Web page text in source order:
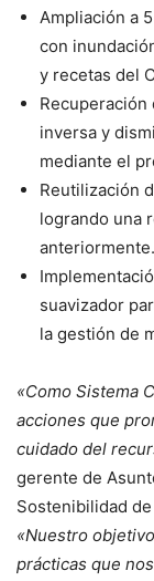
Ampliación a
con
y recetas del
Recuperación
inversa y
mediante el
Reutilización
logrando una
anteriormente.
suavizador
la gestión de
«Como Sistema
acciones que
cuidado del
gerente de
Sostenibilidad
«Nuestro
prácticas que